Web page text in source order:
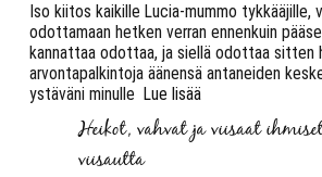
Iso kiitos kaikille Lucia-mummo tykkääjille,
odottamaan hetken verran ennenkuin
kannattaa odottaa, ja siellä odottaa sitten
arvontapalkintoja äänensä antaneiden
ystäväni minulle Lue lisää
Heikot, vahvat ja viisaat
viisautta